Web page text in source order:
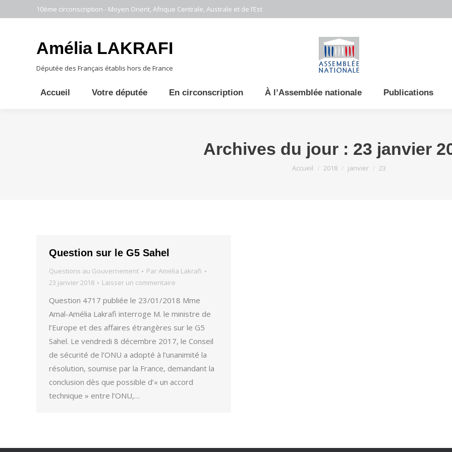
10ème circonscription - Moyen Orient, Afrique Centrale, Australe et de l’Est
Amélia LAKRAFI
Députée des Français établis hors de France
Accueil Votre députée En circonscription À l’Assemblée nationale Publications
Archives du jour : 23 janvier
Vous êtes ici :
Accueil 2018 janvier 23
Question sur le G5 Sahel
Questions au Gouvernement ParAmelia Lakrafi
23 janvier 2018
Laisser un commentaire
Question 4717 publiée le 23/01/2018 Mme
Amal-Amélia Lakrafi interroge M. le ministre de
l’Europe et des affaires étrangères sur le G5
Sahel. Le vendredi 8 décembre 2017, le Conseil
de sécurité de l’ONU a adopté à l’unanimité la
résolution, soumise par la France, demandant la
conclusion dès que possible d’« un accord
technique » entre l’ONU,…